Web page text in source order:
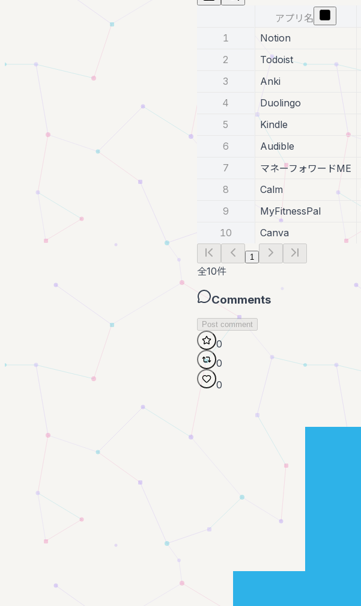
アプリ名
1
Notion
2
Todoist
3
Anki
4
Duolingo
5
Kindle
6
Audible
7
マネーフォワードME
8
Calm
9
MyFitnessPal
10
Canva
1
全10件
Comments
Post comment
0
0
0